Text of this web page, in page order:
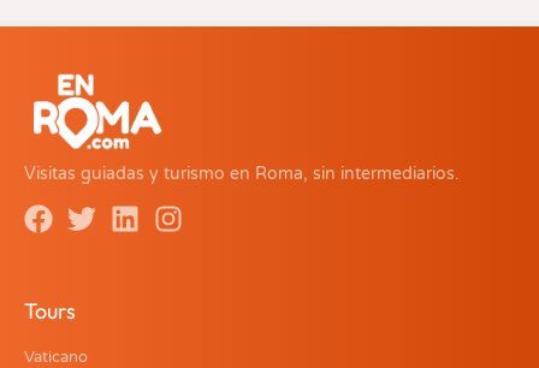
Visitas guiadas y turismo en Roma, sin intermediarios.
Tours
Vaticano